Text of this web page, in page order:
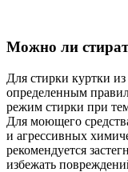
Можно ли
Для стирки куртки
определенным
режим стирки при
Для моющего
и агрессивных
рекомендуется
избежать